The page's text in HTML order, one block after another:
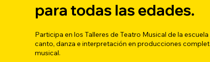
para todas las edades.
Participa en los Talleres de Teatro Musical de la
canto, danza e interpretación en producciones
musical.